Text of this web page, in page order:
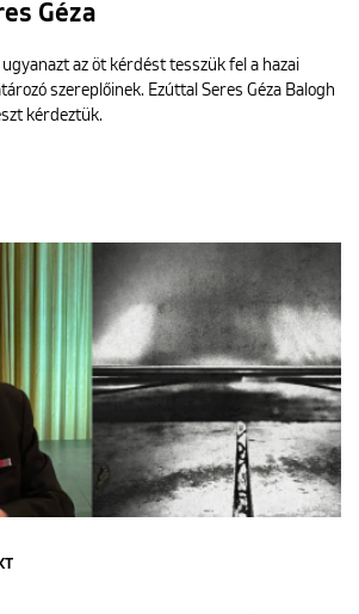
Géza
az öt kérdést tesszük fel a hazai
szereplőinek. Ezúttal Seres Géza Balogh
kérdeztük.